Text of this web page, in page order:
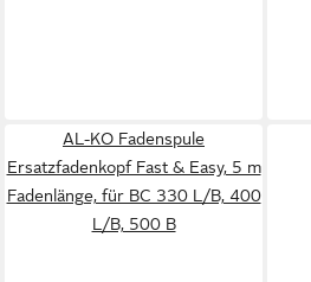
AL-KO Fadenspule
Ersatzfadenkopf Fast & Easy, 5 m
Fadenlänge, für BC 330 L/B, 400
L/B, 500 B